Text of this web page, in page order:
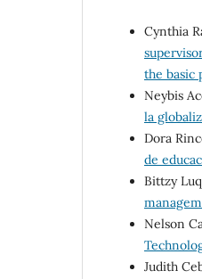
Cynthia
the basic
Neybis
la
Dora
de
Bittzy
Nelson
Judith